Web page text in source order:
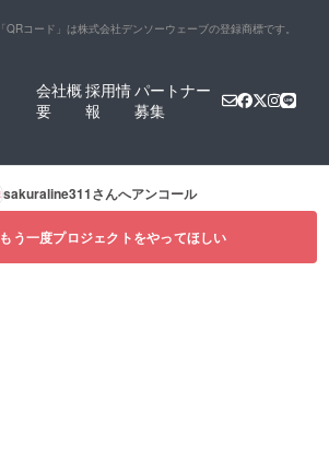
「QRコード」は株式会社デンソーウェーブの登録商標です。
会社概
要
採用情
報
パートナー
募集
sakuraline311さんへアンコール
もう一度プロジェクトをやってほしい